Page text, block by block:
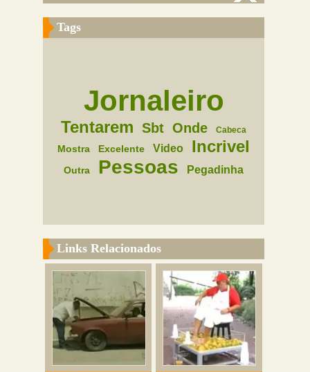
Tags
Jornaleiro
Tentarem Sbt Onde Cabeca
Mostra Excelente Video Incrivel
Outra Pessoas Pegadinha
Links Relacionados